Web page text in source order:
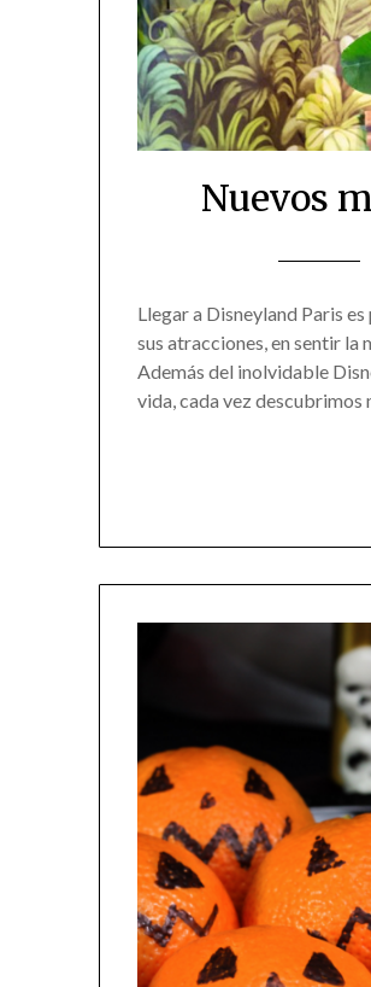
Nuevos
Llegar a Disneyland Paris
sus atracciones, en sentir la
Además del inolvidable
vida, cada vez